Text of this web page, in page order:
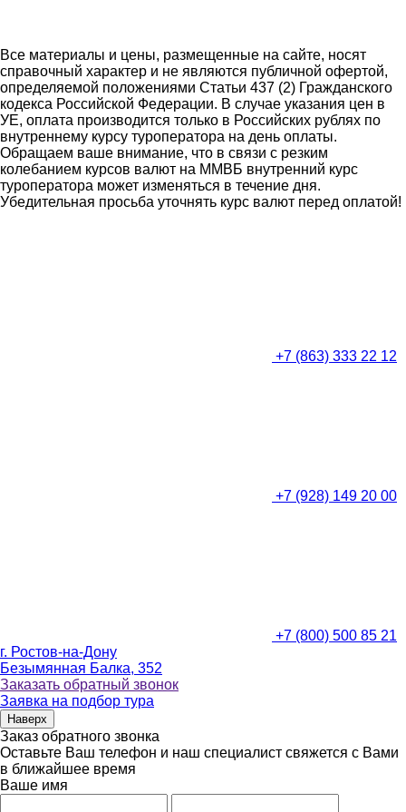
Все материалы и цены, размещенные на сайте, носят
справочный характер и не являются публичной офертой,
определяемой положениями Статьи 437 (2) Гражданского
кодекса Российской Федерации. В случае указания цен в
УЕ, оплата производится только в Российских рублях по
внутреннему курсу туроператора на день оплаты.
Обращаем ваше внимание, что в связи с резким
колебанием курсов валют на ММВБ внутренний курс
туроператора может изменяться в течение дня.
Убедительная просьба уточнять курс валют перед оплатой!
+7 (863) 333 22 12
+7 (928) 149 20 00
+7 (800) 500 85 21
г. Ростов-на-Дону
Безымянная Балка, 352
Заказать обратный звонок
Заявка на подбор тура
Наверх
Заказ обратного звонка
Оставьте Ваш телефон и наш специалист свяжется с Вами
в ближайшее время
Ваше имя